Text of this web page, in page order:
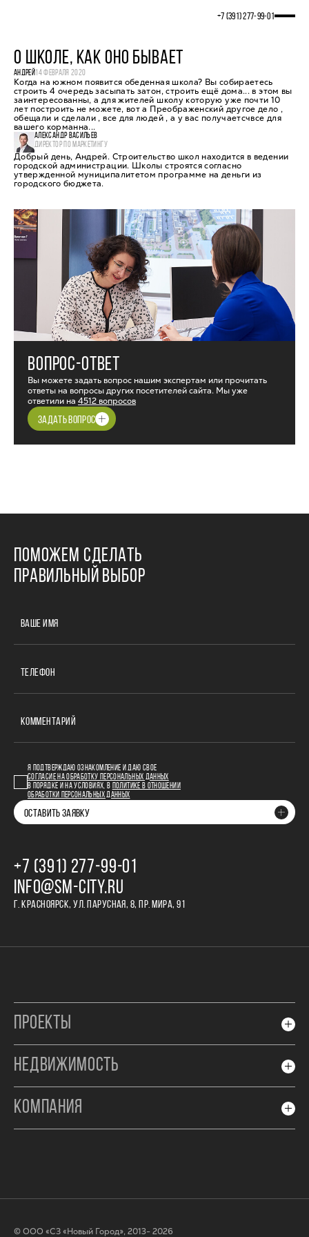
+7 (391) 277‒99‒01
О ШКОЛЕ, КАК ОНО БЫВАЕТ
АНДРЕЙ14 ФЕВРАЛЯ 2020
Когда на южном появится обеденная школа? Вы собираетесь
строить 4 очередь засыпать затон, строить ещё дома... в этом вы
заинтересованны, а для жителей школу которую уже почти 10
лет построить не можете, вот а Преображенский другое дело ,
обещали и сделали , все для людей , а у вас получаетсчвсе для
вашего корманна...
АЛЕКСАНДР ВАСИЛЬЕВ
ДИРЕКТОР ПО МАРКЕТИНГУ
Добрый день, Андрей. Строительство школ находится в ведении
городской администрации. Школы строятся согласно
утвержденной муниципалитетом программе на деньги из
городского бюджета.
ВОПРОС-ОТВЕТ
Вы можете задать вопрос нашим экспертам или прочитать
ответы на вопросы других посетителей сайта. Мы уже
ответили на 4512 вопросов
ЗАДАТЬ ВОПРОС
ПОМОЖЕМ СДЕЛАТЬ
ПРАВИЛЬНЫЙ ВЫБОР
ВАШЕ ИМЯ
ТЕЛЕФОН
КОММЕНТАРИЙ
Я ПОДТВЕРЖДАЮ ОЗНАКОМЛЕНИЕ И ДАЮ СВОЕ
СОГЛАСИЕ НА ОБРАБОТКУ ПЕРСОНАЛЬНЫХ ДАННЫХ
В ПОРЯДКЕ И НА УСЛОВИЯХ, В
ПОЛИТИКЕ В ОТНОШЕНИИ
ОБРАБОТКИ ПЕРСОНАЛЬНЫХ ДАННЫХ
ОСТАВИТЬ ЗАЯВКУ
+7 (391) 277‒99‒01
INFO@SM-CITY.RU
Г. КРАСНОЯРСК, УЛ. ПАРУСНАЯ, 8, ПР. МИРА, 91
ПРОЕКТЫ
НЕДВИЖИМОСТЬ
КОМПАНИЯ
© ООО «СЗ «Новый Город», 2013- 2026